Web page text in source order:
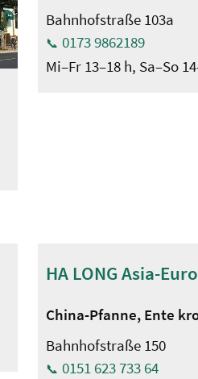
Bahnhofstraße 103a
0173 9862189
Mi–Fr 13–18 h, Sa–So
HA LONG Asia-
China-Pfanne, Ente
Bahnhofstraße 150
0151 623 733 64